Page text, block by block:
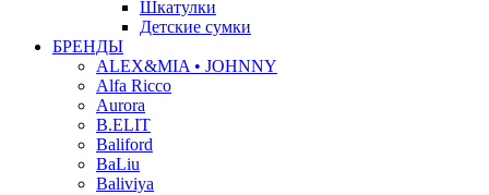
Шкатулки
Детские сумки
БРЕНДЫ
ALEX&MIA • JOHNNY
Alfa Ricco
Aurora
B.ELIT
Baliford
BaLiu
Baliviya